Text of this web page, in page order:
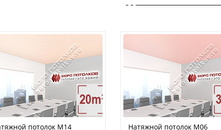
потолок M14 Натяжной потолок M06